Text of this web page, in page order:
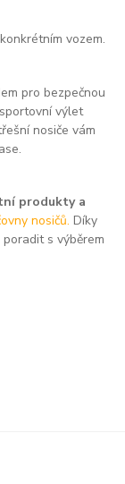
vozem.
pro bezpečnou
výlet
nosiče vám
produkty a
nosičů. Díky
s výběrem